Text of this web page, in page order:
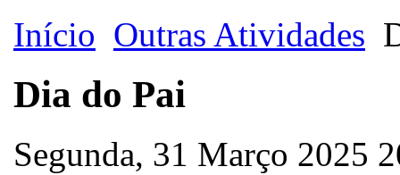
Início Outras Atividades
Dia do Pai
Segunda, 31 Março 2025